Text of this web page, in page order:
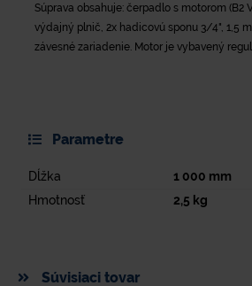
Súprava obsahuje: čerpadlo s motorom (B2
výdajný plnič, 2x hadicovú sponu 3/4", 1,5
závesné zariadenie. Motor je vybavený
Parametre
Dĺžka 1 000 mm
Hmotnosť
2,5 kg
Súvisiaci tovar